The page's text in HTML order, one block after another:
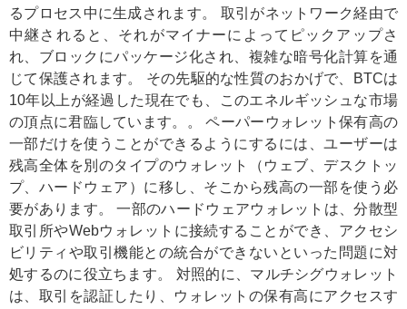
るプロセス中に生成されます。 取引がネットワーク経由で
中継されると、それがマイナーによってピックアップさ
れ、ブロックにパッケージ化され、複雑な暗号化計算を通
じて保護されます。 その先駆的な性質のおかげで、BTCは
10年以上が経過した現在でも、このエネルギッシュな市場
の頂点に君臨しています。。 ペーパーウォレット保有高の
一部だけを使うことができるようにするには、ユーザーは
残高全体を別のタイプのウォレット（ウェブ、デスクトッ
プ、ハードウェア）に移し、そこから残高の一部を使う必
要があります。 一部のハードウェアウォレットは、分散型
取引所やWebウォレットに接続することができ、アクセシ
ビリティや取引機能との統合ができないといった問題に対
処するのに役立ちます。 対照的に、マルチシグウォレット
は、取引を認証したり、ウォレットの保有高にアクセスす